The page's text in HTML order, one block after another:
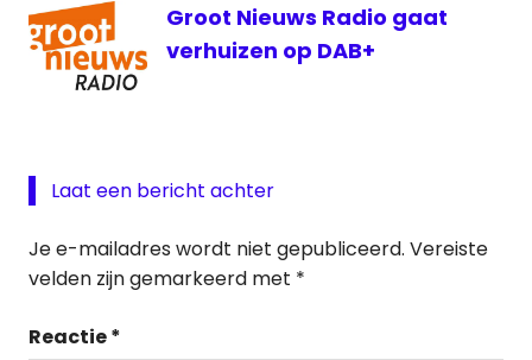
Groot Nieuws Radio gaat
verhuizen op DAB+
Laat een bericht achter
Je e-mailadres wordt niet gepubliceerd. Vereiste
velden zijn gemarkeerd met *
Reactie*